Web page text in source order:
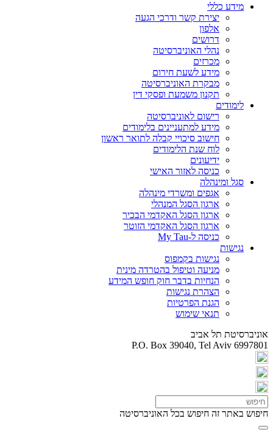
מידע כללי
יצירת קשר ודרכי הגעה
אלפון
דרושים
נהלי האוניברסיטה
מכרזים
מידע לשעת חירום
מבקרת האוניברסיטה
תקנון משמעת ופסקי דין
לימודים
רישום לאוניברסיטה
מידע למתעניינים בלימודים
חישוב סיכויי קבלה לתואר ראשון
לוח שנת הלימודים
ידיעונים
כניסה לאזור האישי
סגל ומינהלה
אגפים ומשרדי מינהלה
ארגון הסגל המנהלי
ארגון הסגל האקדמי הבכיר
ארגון הסגל האקדמי הזוטר
כניסה ל-My Tau
נגישות
נגישות בקמפוס
מניעה וטיפול בהטרדה מינית
הנחיות בדבר חוק חופש המידע
הצהרת נגישות
הגנת הפרטיות
תנאי שימוש
אוניברסיטת תל אביב
P.O. Box 39040, Tel Aviv 6997801
חיפוש באתר זה חיפוש בכל האוניברסיטה